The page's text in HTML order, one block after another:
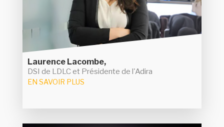
Laurence Lacombe,
DSI de LDLC et Présidente de l'Adira
EN SAVOIR PLUS
de l'association, elle a mobilisé les membres
autour de thématiques comme l'intelligence
artificielle ou
l'emploi en région
et la féminisation
de l'IT.